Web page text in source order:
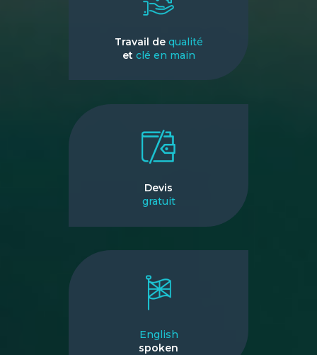
Travail de qualité
et clé en main
Devis
gratuit
English
spoken